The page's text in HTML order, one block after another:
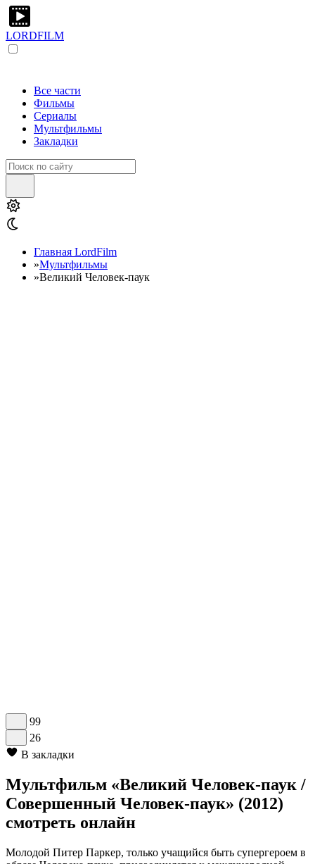
LORDFILM
Все части
Фильмы
Сериалы
Мультфильмы
Закладки
Главная LordFilm
»Мультфильмы
»Великий Человек-паук
99
26
В закладки
Мультфильм «Великий Человек-паук /
Совершенный Человек-паук» (2012)
смотреть онлайн
Молодой Питер Паркер, только учащийся быть супергероем в